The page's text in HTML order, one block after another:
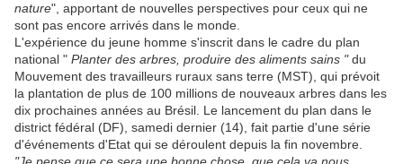
nature", apportant de nouvelles perspectives pour ceux qui ne
sont pas encore arrivés dans le monde.
L'expérience du jeune homme s'inscrit dans le cadre du plan
national " Planter des arbres, produire des aliments sains "du
Mouvement des travailleurs ruraux sans terre (MST), qui prévoit
la plantation de plus de 100 millions de nouveaux arbres dans les
dix prochaines années au Brésil. Le lancement du plan dans le
district fédéral (DF), samedi dernier (14), fait partie d'une série
d'événements d'Etat qui se déroulent depuis la fin novembre.